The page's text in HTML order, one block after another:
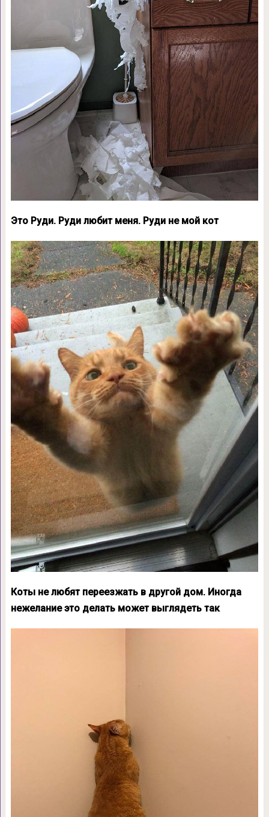
Это Руди. Руди любит меня. Руди не мой кот
Коты не любят переезжать в другой дом. Иногда
нежелание это делать может выглядеть так